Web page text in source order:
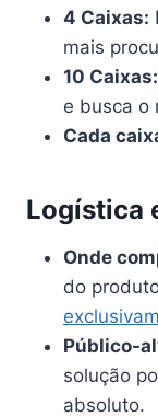
4 Caixas:
mais
10 Caixas:
e busca o
Cada
Logística
Onde
do
Público-
solução
absoluto.